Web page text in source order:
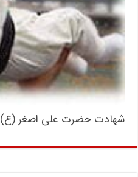
شهادت حضرت علی اصغر (ع)